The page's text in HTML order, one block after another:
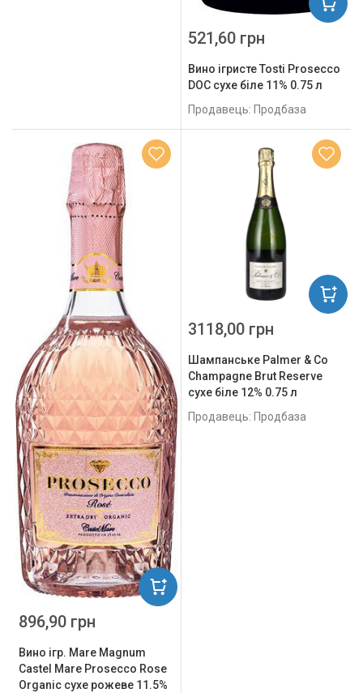
Вино ігристе Tosti Prosecco
DOC сухе біле 11% 0.75 л
Продавець: Продбаза
521,60 грн
Вино ігр. Mare Magnum
Castel Mare Prosecco Rose
Organic сухе рожеве 11.5%
896,90 грн
Шампанське Palmer & Cо
Champagne Brut Reserve
сухе біле 12% 0.75 л
Продавець: Продбаза
3118,00 грн